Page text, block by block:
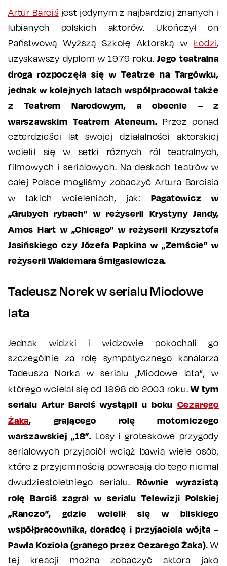
Artur Barciś jest jedynym z najbardziej znanych i
lubianych polskich aktorów. Ukończył on
Państwową Wyższą Szkołę Aktorską wŁodzi,
uzyskawszy dyplom w 1979 roku. Jego teatralna
droga rozpoczęła się w Teatrze na Targówku,
jednak w kolejnych latach współpracował także
z Teatrem Narodowym, a obecnie – z
warszawskim Teatrem Ateneum. Przez ponad
czterdzieści lat swojej działalności aktorskiej
wcielił się w setki różnych ról teatralnych,
filmowych i serialowych. Na deskach teatrów w
całej Polsce mogliśmy zobaczyć Artura Barcisia
w takich wcieleniach, jak: Pagatowicz w
„Grubych rybach” w reżyserii Krystyny Jandy,
Amos Hart w „Chicago” w reżyserii Krzysztofa
Jasińskiego czy Józefa Papkina w „Zemście” w
reżyserii Waldemara Śmigasiewicza.
Tadeusz Norek w serialu Miodowe
lata
Jednak widzki i widzowie pokochali go
szczególnie za rolę sympatycznego kanalarza
Tadeusza Norka w serialu „Miodowe lata”, w
którego wcielał się od 1998 do 2003 roku.W tym
serialu Artur Barciś wystąpił u boku Cezarego
Żaka, grającego rolę motorniczego
warszawskiej „18”. Losy i groteskowe przygody
serialowych przyjaciół wciąż bawią wiele osób,
które z przyjemnością powracają do tego niemal
dwudziestoletniego serialu.Równie wyrazistą
rolę Barciś zagrał w serialu Telewizji Polskiej
„Ranczo”, gdzie wcielił się w bliskiego
współpracownika, doradcę i przyjaciela wójta –
Pawła Kozioła (granego przez Cezarego Żaka).W
tej kreacji można zobaczyć aktora jako